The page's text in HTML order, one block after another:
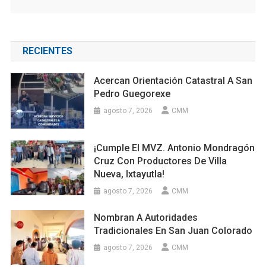
RECIENTES
Acercan Orientación Catastral A San
Pedro Guegorexe
agosto 7, 2026 CMM
¡Cumple El MVZ. Antonio Mondragón
Cruz Con Productores De Villa
Nueva, Ixtayutla!
agosto 7, 2026 CMM
Nombran A Autoridades
Tradicionales En San Juan Colorado
agosto 7, 2026 CMM